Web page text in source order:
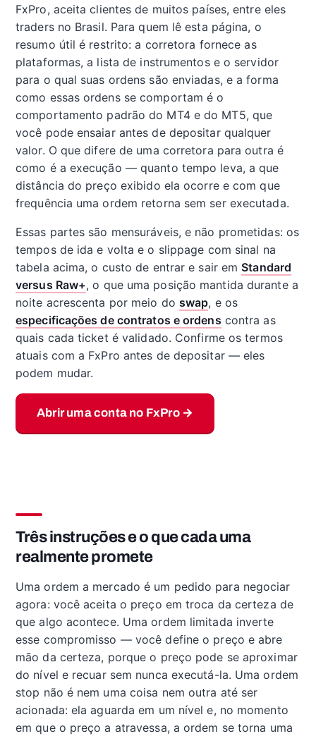
FxPro, aceita clientes de muitos países, entre eles
traders no Brasil. Para quem lê esta página, o
resumo útil é restrito: a corretora fornece as
plataformas, a lista de instrumentos e o servidor
para o qual suas ordens são enviadas, e a forma
como essas ordens se comportam é o
comportamento padrão do MT4 e do MT5, que
você pode ensaiar antes de depositar qualquer
valor. O que difere de uma corretora para outra é
como é a execução — quanto tempo leva, a que
distância do preço exibido ela ocorre e com que
frequência uma ordem retorna sem ser executada.
Essas partes são mensuráveis, e não prometidas: os
tempos de ida e volta e o slippage com sinal na
tabela acima, o custo de entrar e sair em Standard
versus Raw+, o que uma posição mantida durante a
noite acrescenta por meio do swap, e os
especificações de contratos e ordens contra as
quais cada ticket é validado. Confirme os termos
atuais com a FxPro antes de depositar — eles
podem mudar.
Abrir uma conta no FxPro →
Três instruções e o que cada uma
realmente promete
Uma ordem a mercado é um pedido para negociar
agora: você aceita o preço em troca da certeza de
que algo acontece. Uma ordem limitada inverte
esse compromisso — você define o preço e abre
mão da certeza, porque o preço pode se aproximar
do nível e recuar sem nunca executá-la. Uma ordem
stop não é nem uma coisa nem outra até ser
acionada: ela aguarda em um nível e, no momento
em que o preço a atravessa, a ordem se torna uma